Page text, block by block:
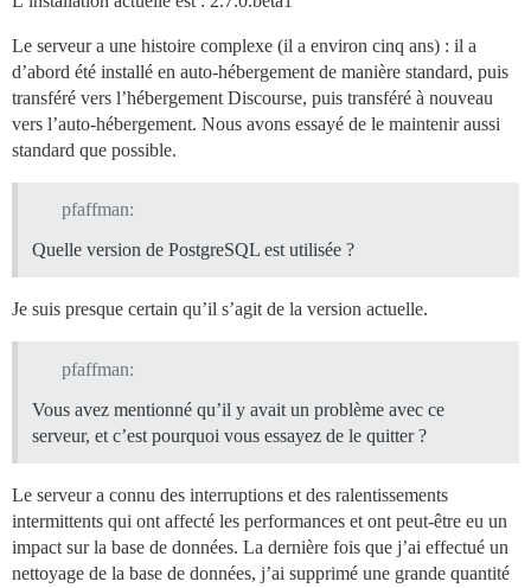
Le serveur a une histoire complexe (il a environ cinq ans) : il a
d’abord été installé en auto-hébergement de manière standard, puis
transféré vers l’hébergement Discourse, puis transféré à nouveau
vers l’auto-hébergement. Nous avons essayé de le maintenir aussi
standard que possible.
pfaffman:
Quelle version de PostgreSQL est utilisée ?
Je suis presque certain qu’il s’agit de la version actuelle.
pfaffman:
Vous avez mentionné qu’il y avait un problème avec ce
serveur, et c’est pourquoi vous essayez de le quitter ?
Le serveur a connu des interruptions et des ralentissements
intermittents qui ont affecté les performances et ont peut-être eu un
impact sur la base de données. La dernière fois que j’ai effectué un
nettoyage de la base de données, j’ai supprimé une grande quantité